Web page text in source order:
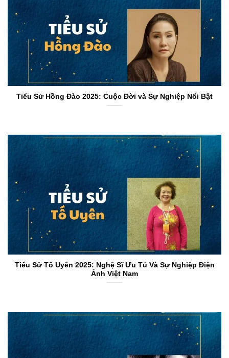
Tiểu Sử Hồng Đào 2025: Cuộc Đời và Sự Nghiệp Nổi Bật
Tiểu Sử Tố Uyên 2025: Nghệ Sĩ Ưu Tú Và Sự Nghiệp Điện
Ảnh Việt Nam